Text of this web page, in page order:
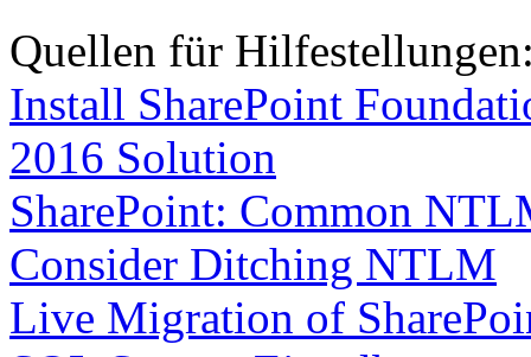
Quellen für
Install SharePoint
2016 Solution
SharePoint: Common
Consider Ditching NTLM
Live Migration of